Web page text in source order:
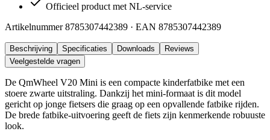
Officieel product met NL-service
Artikelnummer8785307442389 · EAN 8785307442389
Beschrijving Specificaties Downloads
Reviews
Veelgestelde vragen
De QmWheel V20 Mini is een compacte kinderfatbike met een
stoere zwarte uitstraling. Dankzij het mini-formaat is dit model
gericht op jonge fietsers die graag op een opvallende fatbike rijden.
De brede fatbike-uitvoering geeft de fiets zijn kenmerkende robuuste
look.